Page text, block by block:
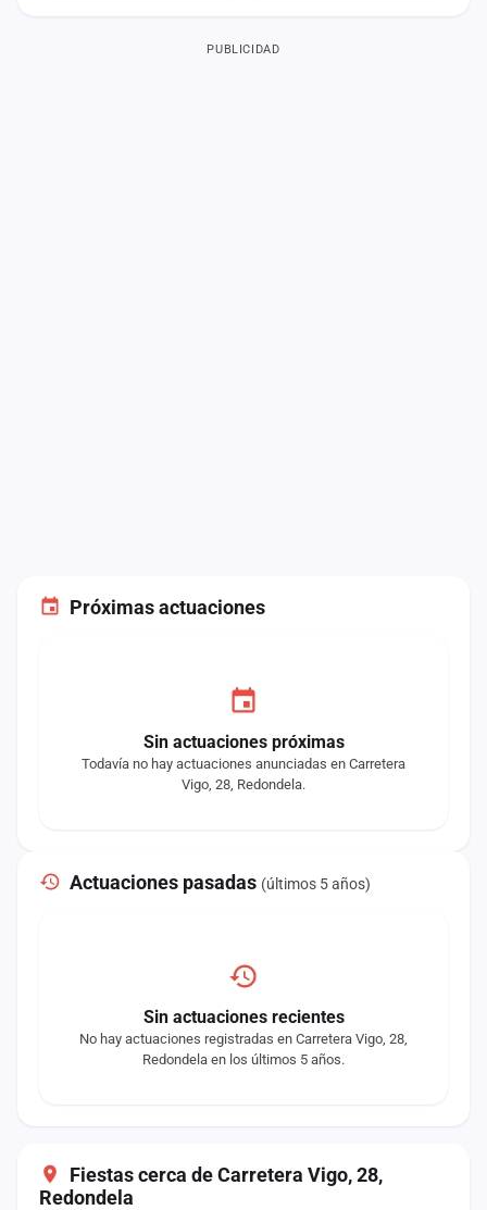
Próximas actuaciones
Sin actuaciones próximas
Todavía no hay actuaciones anunciadas en Carretera
Vigo, 28, Redondela.
Actuaciones pasadas (últimos 5 años)
Sin actuaciones recientes
No hay actuaciones registradas en Carretera Vigo, 28,
Redondela en los últimos 5 años.
PUBLICIDAD
Fiestas cerca de Carretera Vigo, 28,
Redondela